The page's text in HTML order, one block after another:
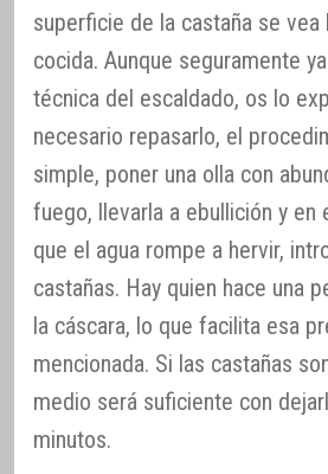
superficie de la castaña se vea
cocida. Aunque seguramente
técnica del escaldado, os lo
necesario repasarlo, el
simple, poner una olla con
fuego, llevarla a ebullición y en
que el agua rompe a hervir,
castañas. Hay quien hace una
la cáscara, lo que facilita esa
mencionada. Si las castañas
medio será suficiente con
minutos.